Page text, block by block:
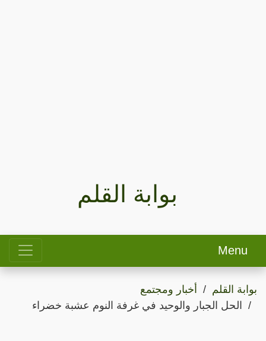
بوابة القلم
Menu
بوابة القلم
أخبار ومجتمع
الحل الجبار والوحيد في غرفة النوم عشبة خضراء